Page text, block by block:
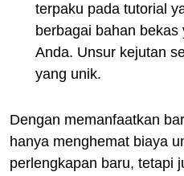
terpaku pada tutorial
berbagai bahan
Anda. Unsur kejutan
yang unik.
Dengan memanfaatkan
hanya menghemat biaya
perlengkapan baru, tetapi